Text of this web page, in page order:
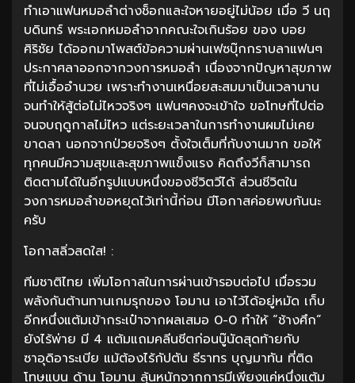
ทำเอาแฟนหมอลำต่างช็อกและใจหายอยู่ไม่น้อย เมื่อ วี นฤ
บดินทร์ พระเอกหมอลำจากคณะใจเกินร้อย ของ บอย
ศิริชัย ได้ออกมาโพสต์ข้อความผ่านเฟซบุ๊กกราบลาแฟนๆ
ประกาศลาออกจากวงการหมอลำ เนื่องจากปัญหาสุขภาพ
ที่ไม่เอื้ออำนวย เพราะทำงานเหนื่อยสะสมมาเป็นเวลานาน
จนทำให้สู้ต่อไม่ไหวจริงๆ แฟนๆคงจะเข้าใจ ขอโทษที่ไปต่อ
จนจบฤดูกาลไม่ไหว แต่ระยะเวลาในการทำงานผมไม่เคย
ขาดลา นอกจากป่วยจริงๆ ตั้งใจเต็มที่กับงานมาก ขอให้
ทุกคนมีความสุขและสุขภาพแข็งแรง คิดถึงวีก็สามารถ
ติดตามได้ในอีกรูปแบบหนึ่งของชีวิตวีได้ ส่วนชีวิตใน
วงการหมอลำขอหยุดไว้เท่านี้ก่อน มีโอกาสค่อยพบกันนะ
ครับ
โอกาสลิ่วสดใส! :
ทีมชาติไทย เพิ่มโอกาสในการผ่านเข้ารอบต่อไป เมื่อรวม
พลังกันต้านทานเกมรุกของ โอมาน เอาไว้ได้อยู่หมัด เก็บ
อีกหนึ่งแต้มเข้ากระเป๋าจากผลเสมอ 0-0 ทำให้ “ช้างศึก”
ยังไร้พ่าย มี 4 แต้มแถมคลีนชีตก่อนบู๊นัดสุดท้ายกับ
ซาอุดิอาระเบีย แม้ต้องไร้กัปตัน ธีราทร บุญมาทัน ที่ติด
โทษแบน ด้าน โอมาน ลุ้นหนักจากการมีเพียงแค่หนึ่งแต้ม